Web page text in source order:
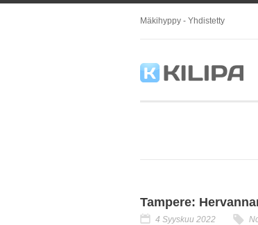
Mäkihyppy - Yhdistetty
Tampere:
4 Syyskuu 2022